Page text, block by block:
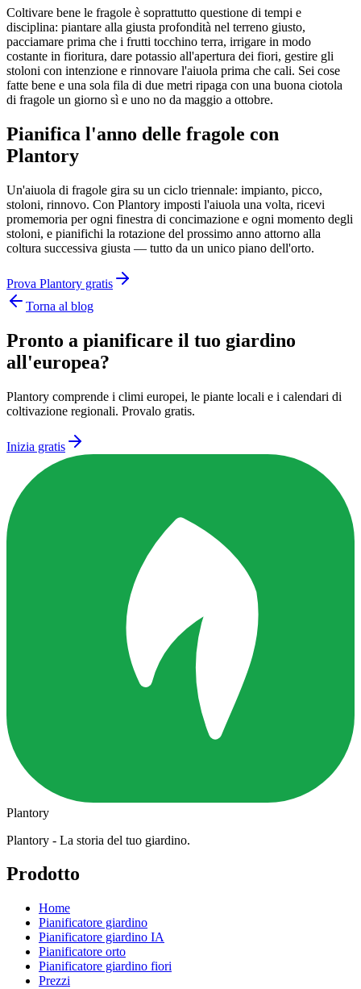
Coltivare bene le fragole è soprattutto questione di tempi e
disciplina: piantare alla giusta profondità nel terreno giusto,
pacciamare prima che i frutti tocchino terra, irrigare in modo
costante in fioritura, dare potassio all'apertura dei fiori, gestire gli
stoloni con intenzione e rinnovare l'aiuola prima che cali. Sei cose
fatte bene e una sola fila di due metri ripaga con una buona ciotola
di fragole un giorno sì e uno no da maggio a ottobre.
Pianifica l'anno delle fragole con
Plantory
Un'aiuola di fragole gira su un ciclo triennale: impianto, picco,
stoloni, rinnovo. Con Plantory imposti l'aiuola una volta, ricevi
promemoria per ogni finestra di concimazione e ogni momento degli
stoloni, e pianifichi la rotazione del prossimo anno attorno alla
coltura successiva giusta — tutto da un unico piano dell'orto.
Prova Plantory gratis
Torna al blog
Pronto a pianificare il tuo giardino
all'europea?
Plantory comprende i climi europei, le piante locali e i calendari di
coltivazione regionali. Provalo gratis.
Inizia gratis
Plantory
Plantory - La storia del tuo giardino.
Prodotto
Home
Pianificatore giardino
Pianificatore giardino IA
Pianificatore orto
Pianificatore giardino fiori
Prezzi